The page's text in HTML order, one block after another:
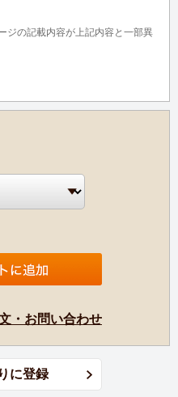
ジの記載内容が上記内容と一部異
・お問い合わせ